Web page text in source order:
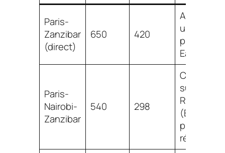
Paris-
Zanzibar
(direct)
650 420
Attendre
une
promo
EasyJet
Paris-
Nairobi-
Zanzibar
540 298
Comparer
sur
Ryanair
(Europe)
puis vol
régional